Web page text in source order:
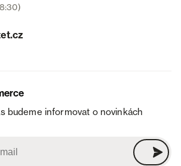
budeme informovat o novinkách